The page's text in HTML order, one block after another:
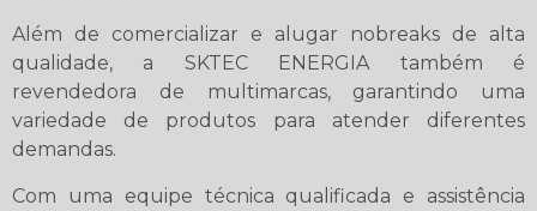
Além de comercializar e alugar nobreaks de alta
qualidade, a SKTEC ENERGIA também é
revendedora de multimarcas, garantindo uma
variedade de produtos para atender diferentes
demandas.
Com uma equipe técnica qualificada e assistência